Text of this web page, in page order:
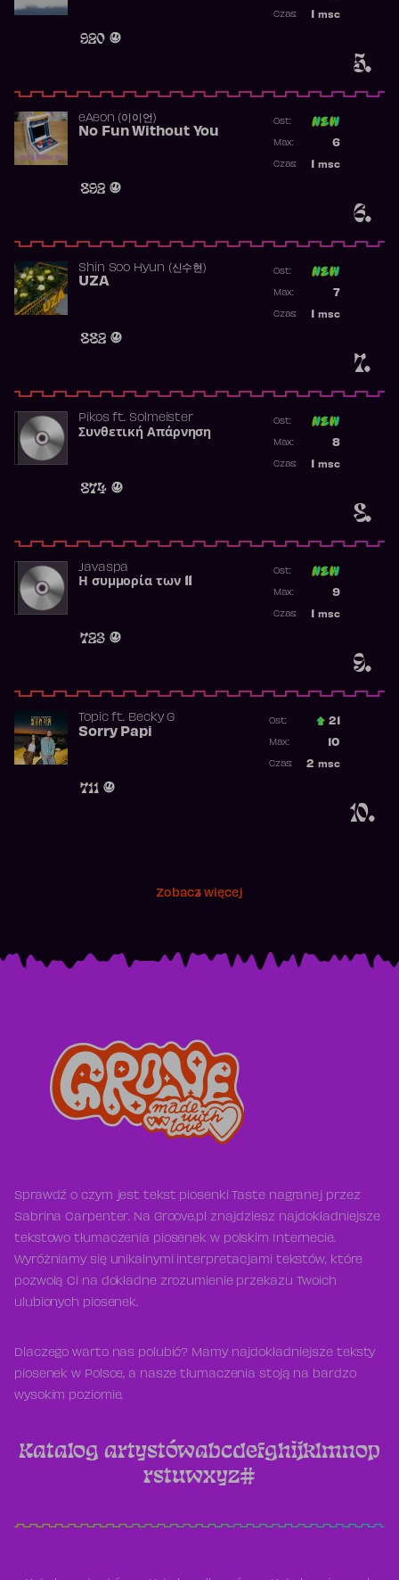
5.
920
msc
Czas:
6.
​eAeon (이이언)
No Fun Without You
892
Ost:
6
Max:
msc
Czas:
7.
Shin Soo Hyun (신수현)
UZA
882
Ost:
7
Max:
msc
Czas:
8.
Pikosft. Solmeister
Συνθετική Απάρνηση
874
Ost:
8
Max:
msc
Czas:
9.
Javaspa
Η συμμορία των 11
723
Ost:
9
Max:
msc
Czas:
10.
Topicft. Becky G
Sorry Papi
711
Ost.: 21
10
Max:
2 msc
Czas:
Zobacz więcej
Sprawdź o czym jest tekst piosenki Taste nagranej przez
Sabrina Carpenter. Na Groove.pl znajdziesz najdokładniejsze
tekstowo tłumaczenia piosenek w polskim Internecie.
Wyróżniamy się unikalnymi interpretacjami tekstów, które
pozwolą Ci na dokładne zrozumienie przekazu Twoich
ulubionych piosenek.
Dlaczego warto nas polubić? Mamy najdokładniejsze teksty
piosenek w Polsce, a nasze tłumaczenia stoją na bardzo
wysokim poziomie.
Katalog artystówabcdefghijklmnop
rstuwxyz#